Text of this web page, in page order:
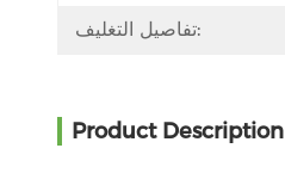
تفاصيل التغليف:
Product Description